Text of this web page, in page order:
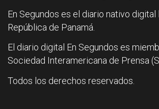
En Segundos es el diario nativo digital
República de Panamá.
El diario digital En Segundos es
Sociedad Interamericana de Prensa
Todos los derechos reservados.